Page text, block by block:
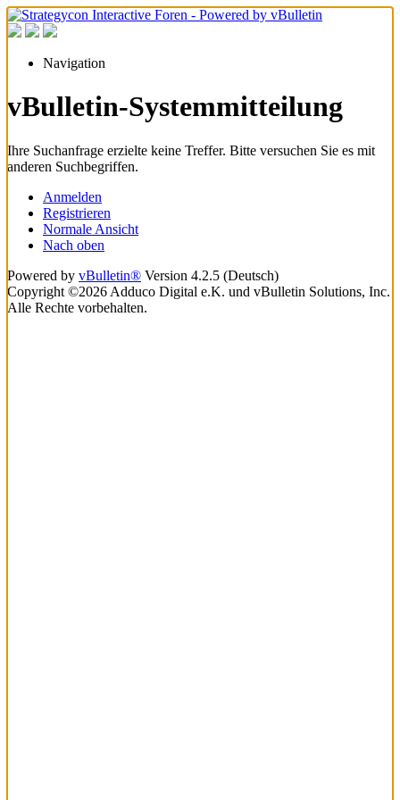
Navigation
vBulletin-Systemmitteilung
Ihre Suchanfrage erzielte keine Treffer. Bitte versuchen Sie es mit
anderen Suchbegriffen.
Anmelden
Registrieren
Normale Ansicht
Nach oben
Powered by vBulletin® Version 4.2.5 (Deutsch)
Copyright ©2026 Adduco Digital e.K. und vBulletin Solutions, Inc.
Alle Rechte vorbehalten.